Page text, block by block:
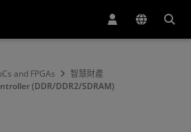
and FPGAs
智慧財產
(DDR/DDR2/SDRAM)